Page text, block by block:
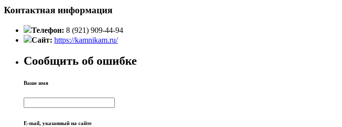
Контактная информация
Телефон: 8 (921) 909-44-94
Сайт: https://kamnikam.ru/
Сообщить об ошибке
Ваше имя
E-mail, указанный на сайте